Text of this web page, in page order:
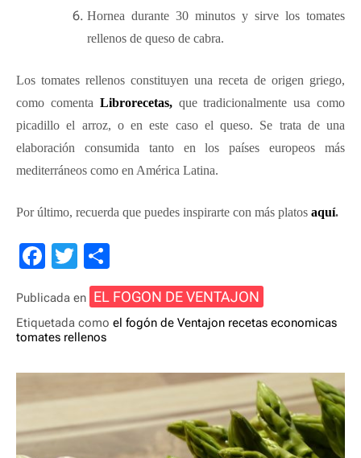
Hornea durante 30 minutos y sirve los tomates
rellenos de queso de cabra.
Los tomates rellenos constituyen una receta de origen griego,
como comenta Librorecetas,que tradicionalmente usa como
picadillo el arroz, o en este caso el queso. Se trata de una
elaboración consumida tanto en los países europeos más
mediterráneos como en América Latina.
Por último, recuerda que puedes inspirarte con más platos aquí.
F
c
e
o
k
T
wi
tt
er
o
m
p
tir
Publicada en EL FOGON DE VENTAJON
Etiquetada como el fogón de Ventajon recetas economicas
tomates rellenos